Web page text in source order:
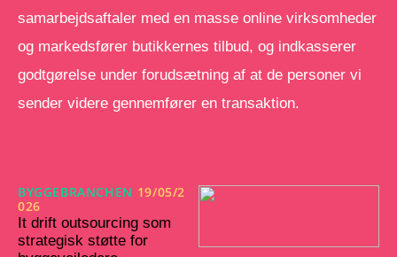
samarbejdsaftaler med en masse online virksomheder
og markedsfører butikkernes tilbud, og indkasserer
godtgørelse under forudsætning af at de personer vi
sender videre gennemfører en transaktion.
BYGGEBRANCHEN 19/05/2
026
It drift outsourcing som
strategisk støtte for